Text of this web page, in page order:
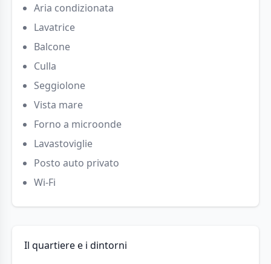
Aria condizionata
Lavatrice
Balcone
Culla
Seggiolone
Vista mare
Forno a microonde
Lavastoviglie
Posto auto privato
Wi-Fi
Il quartiere e i dintorni